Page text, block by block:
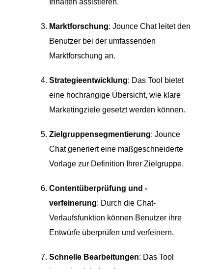
Inhalten assistieren.
Marktforschung: Jounce Chat leitet den
Benutzer bei der umfassenden
Marktforschung an.
Strategieentwicklung: Das Tool bietet
eine hochrangige Übersicht, wie klare
Marketingziele gesetzt werden können.
Zielgruppensegmentierung: Jounce
Chat generiert eine maßgeschneiderte
Vorlage zur Definition Ihrer Zielgruppe.
Contentüberprüfung und -
verfeinerung: Durch die Chat-
Verlaufsfunktion können Benutzer ihre
Entwürfe überprüfen und verfeinern.
Schnelle Bearbeitungen: Das Tool